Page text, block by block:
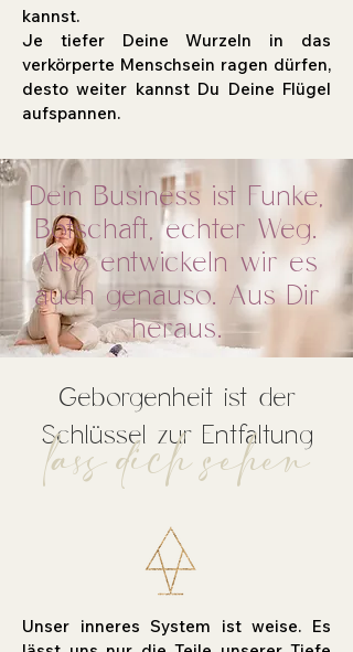
kannst.
Je tiefer Deine Wurzeln in das
verkörperte Menschsein ragen dürfen,
desto weiter kannst Du Deine Flügel
aufspannen.
Dein Business ist Funke,
Botschaft, echter Weg.
Also entwickeln wir es
auch genauso. Aus Dir
heraus.
Geborgenheit ist der
Schlüssel zur Entfaltung
lass dich sehen
Unser inneres System ist weise. Es